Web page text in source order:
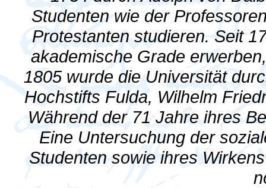
Studenten wie der
Protestanten studieren. Seit
akademische Grade
1805 wurde die Universität
Hochstifts Fulda, Wilhelm
Während der 71 Jahre ihres
Eine Untersuchung der
Studenten sowie ihres